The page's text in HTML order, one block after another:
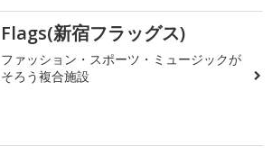
Flags(新宿フラッグス)
ファッション・スポーツ・ミュージックが
そろう複合施設